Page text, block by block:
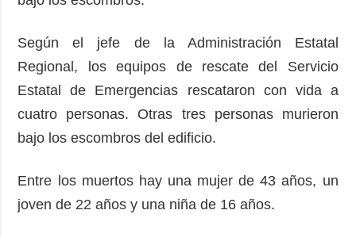
Según el jefe de la Administración Estatal
Regional, los equipos de rescate del Servicio
Estatal de Emergencias rescataron con vida a
cuatro personas. Otras tres personas murieron
bajo los escombros del edificio.
Entre los muertos hay una mujer de 43 años, un
joven de 22 años y una niña de 16 años.